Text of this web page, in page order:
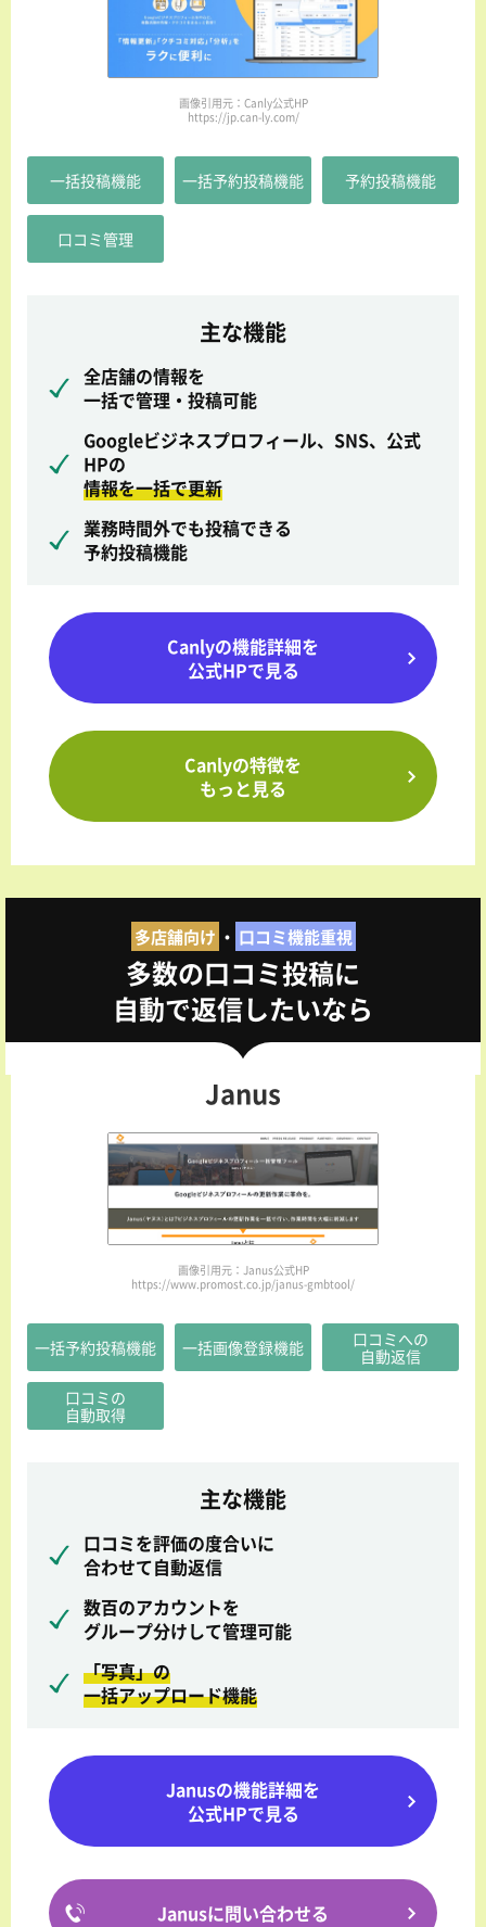
画像引用元：Canly公式HP
https://jp.can-ly.com/
一括投稿機能 一括予約投稿機能 予約投稿機能
口コミ管理
主な機能
全店舗の情報を
一括で管理・投稿可能
Googleビジネスプロフィール、SNS、公式
HPの
情報を一括で更新
業務時間外でも投稿できる
予約投稿機能
Canlyの機能詳細を
公式HPで見る
Canlyの特徴を
もっと見る
多店舗向け ・ 口コミ機能重視
多数の口コミ投稿に
自動で返信したいなら
Janus
画像引用元：Janus公式HP
https://www.promost.co.jp/janus-gmbtool/
一括予約投稿機能 一括画像登録機能
口コミへの
自動返信
口コミの
自動取得
主な機能
口コミを評価の度合いに
合わせて自動返信
数百のアカウントを
グループ分けして管理可能
「写真」の
一括アップロード機能
Janusの機能詳細を
公式HPで見る
Janusに問い合わせる